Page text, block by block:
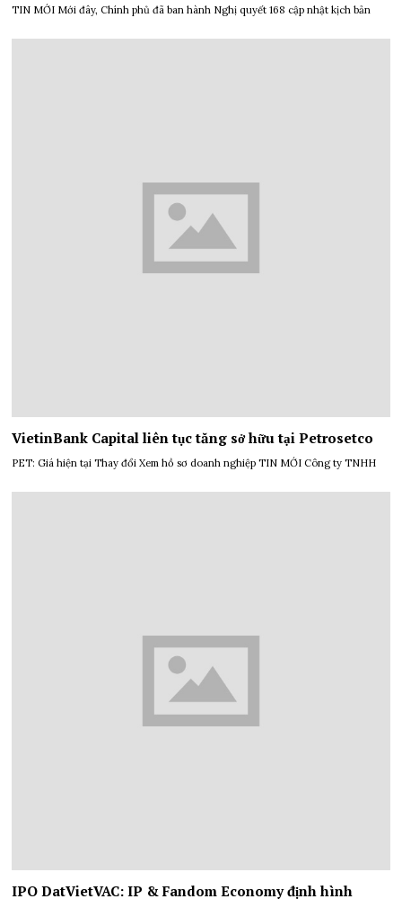
TIN MỚI Mới đây, Chính phủ đã ban hành Nghị quyết 168 cập nhật kịch bản
VietinBank Capital liên tục tăng sở hữu tại Petrosetco
PET: Giá hiện tại Thay đổi Xem hồ sơ doanh nghiệp TIN MỚI Công ty TNHH
IPO DatVietVAC: IP & Fandom Economy định hình